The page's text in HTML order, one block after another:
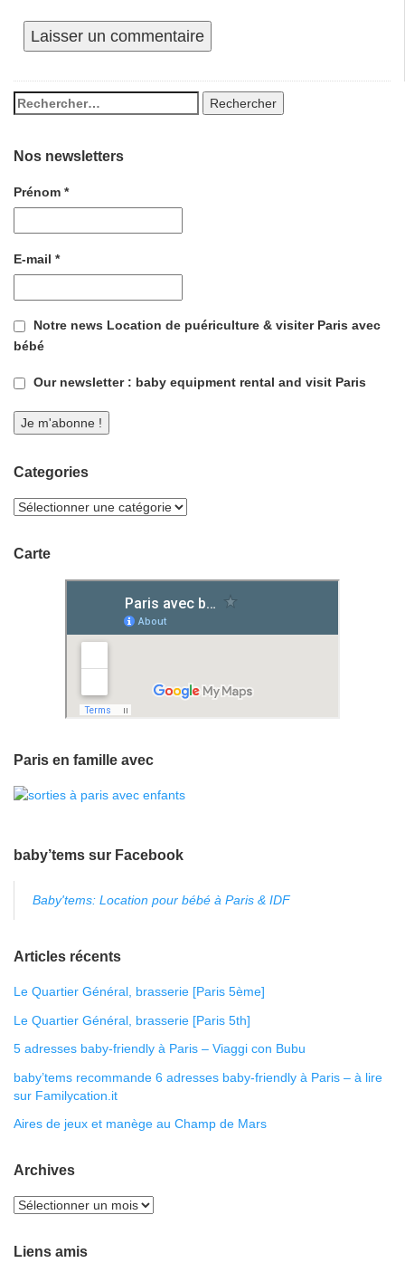
Nos newsletters
Prénom *
E-mail *
Notre news Location de puériculture & visiter Paris avec
bébé
Our newsletter : baby equipment rental and visit Paris
Categories
Carte
Paris en famille avec
baby’tems sur Facebook
Baby'tems: Location pour bébé à Paris & IDF
Articles récents
Le Quartier Général, brasserie [Paris 5ème]
Le Quartier Général, brasserie [Paris 5th]
5 adresses baby-friendly à Paris – Viaggi con Bubu
baby’tems recommande 6 adresses baby-friendly à Paris – à lire
sur Familycation.it
Aires de jeux et manège au Champ de Mars
Archives
Liens amis